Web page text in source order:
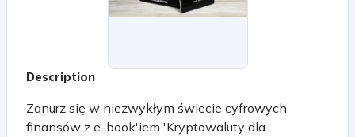
Description
Zanurz się w niezwykłym świecie cyfrowych
finansów z e-book'iem 'Kryptowaluty dla